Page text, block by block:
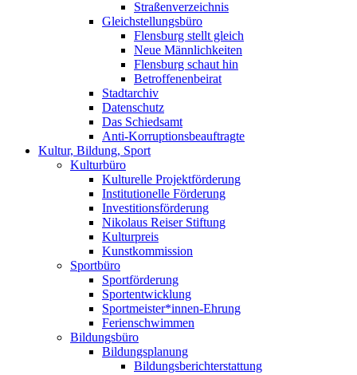
Straßenverzeichnis
Gleichstellungsbüro
Flensburg stellt gleich
Neue Männlichkeiten
Flensburg schaut hin
Betroffenenbeirat
Stadtarchiv
Datenschutz
Das Schiedsamt
Anti-Korruptionsbeauftragte
Kultur, Bildung, Sport
Kulturbüro
Kulturelle Projektförderung
Institutionelle Förderung
Investitionsförderung
Nikolaus Reiser Stiftung
Kulturpreis
Kunstkommission
Sportbüro
Sportförderung
Sportentwicklung
Sportmeister*innen-Ehrung
Ferienschwimmen
Bildungsbüro
Bildungsplanung
Bildungsberichterstattung